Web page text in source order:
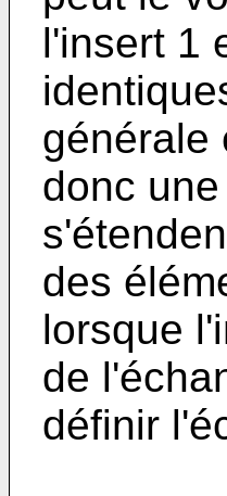
l'insert 1
générale
donc
des
lorsque
de
définir